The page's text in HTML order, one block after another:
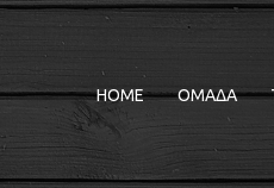
HOME ΟΜΑΔΑ